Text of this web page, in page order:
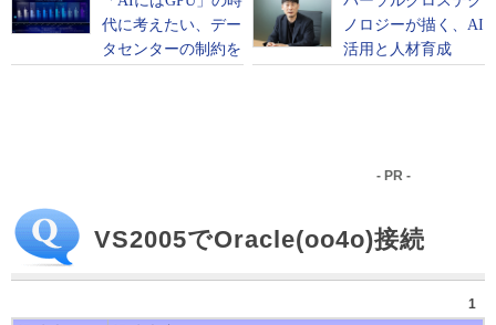
- PR -
VS2005でOracle(oo4o)接続
1